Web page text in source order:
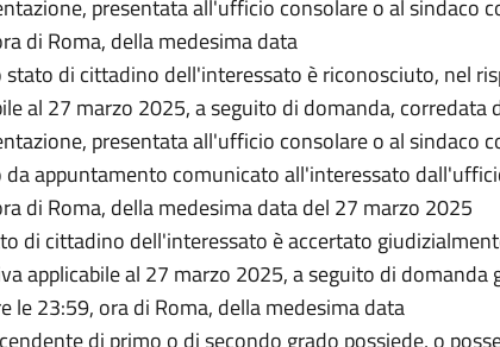
presentata all'ufficio consolare o al sindaco
di Roma, della medesima data
stato di cittadino dell'interessato è riconosciuto, nel
al 27 marzo 2025, a seguito di domanda, corredata
presentata all'ufficio consolare o al sindaco
da appuntamento comunicato all'interessato
di Roma, della medesima data del 27 marzo 2025
di cittadino dell'interessato è accertato
applicabile al 27 marzo 2025, a seguito di domanda
le 23:59, ora di Roma, della medesima data
di primo o di secondo grado possiede, o